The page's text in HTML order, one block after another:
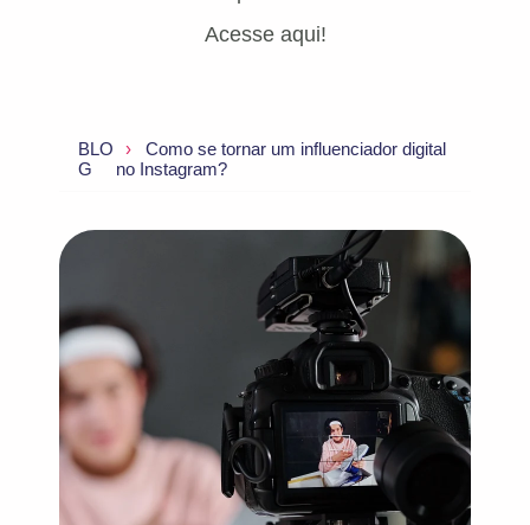
Acesse aqui!
BLO
G
Como se tornar um influenciador digital
no Instagram?